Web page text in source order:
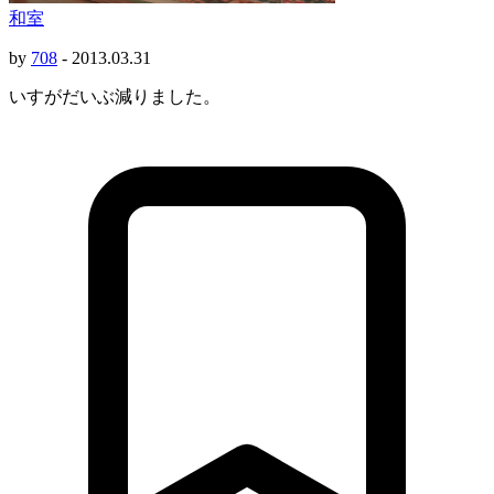
和室
by 708 - 2013.03.31
いすがだいぶ減りました。